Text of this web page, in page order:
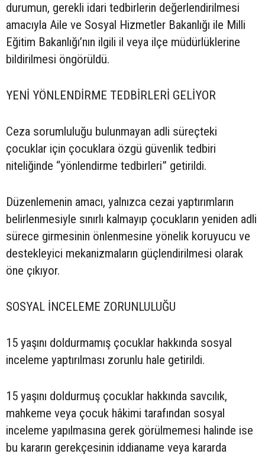
durumun, gerekli idari tedbirlerin değerlendirilmesi
amacıyla Aile ve Sosyal Hizmetler Bakanlığı ile Milli
Eğitim Bakanlığı’nın ilgili il veya ilçe müdürlüklerine
bildirilmesi öngörüldü.
YENİ YÖNLENDİRME TEDBİRLERİ GELİYOR
Ceza sorumluluğu bulunmayan adli süreçteki
çocuklar için çocuklara özgü güvenlik tedbiri
niteliğinde “yönlendirme tedbirleri” getirildi.
Düzenlemenin amacı, yalnızca cezai yaptırımların
belirlenmesiyle sınırlı kalmayıp çocukların yeniden adli
sürece girmesinin önlenmesine yönelik koruyucu ve
destekleyici mekanizmaların güçlendirilmesi olarak
öne çıkıyor.
SOSYAL İNCELEME ZORUNLULUĞU
15 yaşını doldurmamış çocuklar hakkında sosyal
inceleme yaptırılması zorunlu hale getirildi.
15 yaşını doldurmuş çocuklar hakkında savcılık,
mahkeme veya çocuk hâkimi tarafından sosyal
inceleme yapılmasına gerek görülmemesi halinde ise
bu kararın gerekçesinin iddianame veya kararda